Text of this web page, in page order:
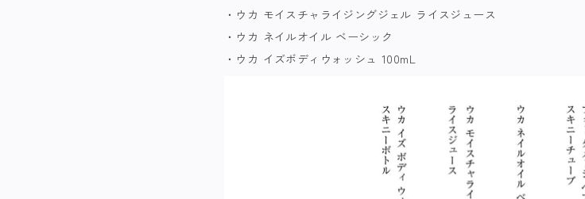
・ウカ モイスチャライジングジェル ライスジュース
・ウカ ネイルオイル ベーシック
・ウカ イズボディウォッシュ 100mL